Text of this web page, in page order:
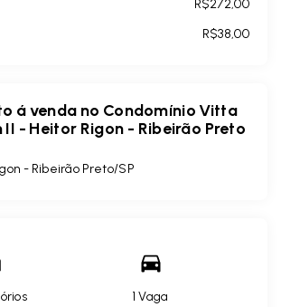
R$272,00
R$38,00
á venda no Condomínio Vitta
II - Heitor Rigon - Ribeirão Preto
- Ribeirão Preto/SP
1 Vaga